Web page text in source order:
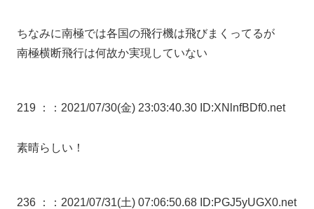
ちなみに南極では各国の飛行機は飛びまくってるが
南極横断飛行は何故か実現していない
219 ： ：2021/07/30(金) 23:03:40.30 ID:XNlnfBDf0.net
素晴らしい！
236 ： ：2021/07/31(土) 07:06:50.68 ID:PGJ5yUGX0.net